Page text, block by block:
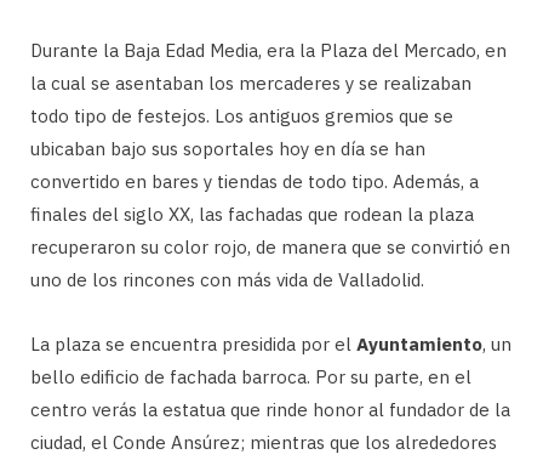
Durante la Baja Edad Media, era la Plaza del Mercado, en
la cual se asentaban los mercaderes y se realizaban
todo tipo de festejos. Los antiguos gremios que se
ubicaban bajo sus soportales hoy en día se han
convertido en bares y tiendas de todo tipo. Además, a
finales del siglo XX, las fachadas que rodean la plaza
recuperaron su color rojo, de manera que se convirtió en
uno de los rincones con más vida de Valladolid.
La plaza se encuentra presidida por el Ayuntamiento, un
bello edificio de fachada barroca. Por su parte, en el
centro verás la estatua que rinde honor al fundador de la
ciudad, el Conde Ansúrez; mientras que los alrededores